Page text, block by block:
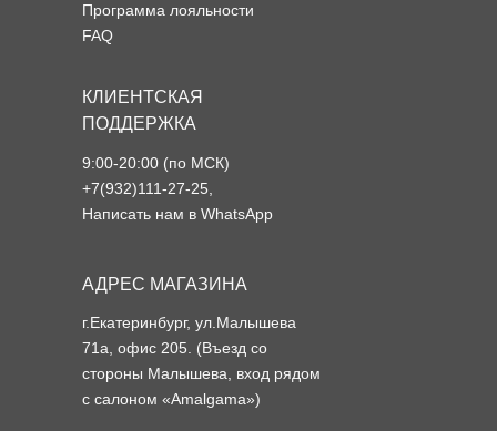
Программа лояльности
FAQ
КЛИЕНТСКАЯ
ПОДДЕРЖКА
АДРЕС МАГАЗИНА
г.Екатеринбург, ул.Малышева
71а, офис 205. (Въезд со
стороны Малышева, вход рядом
с салоном «Amalgama»)
9:00-20:00 (по МСК)
+7(932)111-27-25,
Написать нам в WhatsApp